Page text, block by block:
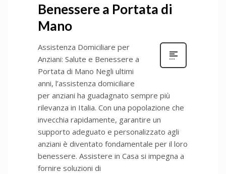
Benessere a Portata di
Mano
Assistenza Domiciliare per
Anziani: Salute e Benessere a
Portata di Mano Negli ultimi
anni, l’assistenza domiciliare
per anziani ha guadagnato sempre più
rilevanza in Italia. Con una popolazione che
invecchia rapidamente, garantire un
supporto adeguato e personalizzato agli
anziani è diventato fondamentale per il loro
benessere. Assistere in Casa si impegna a
fornire soluzioni di